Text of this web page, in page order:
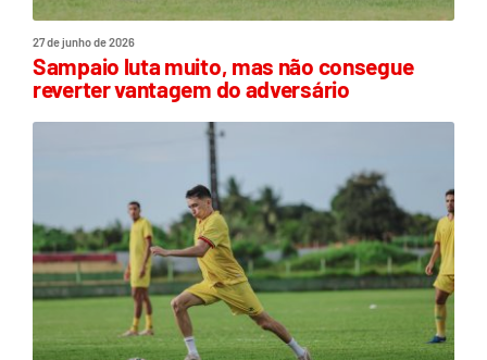
27 de junho de 2026
Sampaio luta muito, mas não consegue
reverter vantagem do adversário